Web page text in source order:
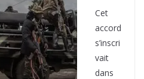
Cet
accord
s’inscri
vait
dans